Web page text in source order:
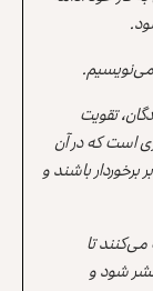
می‌نویسیم.
تقویت
است که در آن
باشند و
تا
شود و